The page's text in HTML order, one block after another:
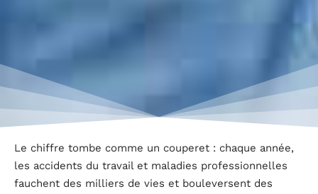
Le chiffre tombe comme un couperet : chaque année,
les accidents du travail et maladies professionnelles
fauchent des milliers de vies et bouleversent des